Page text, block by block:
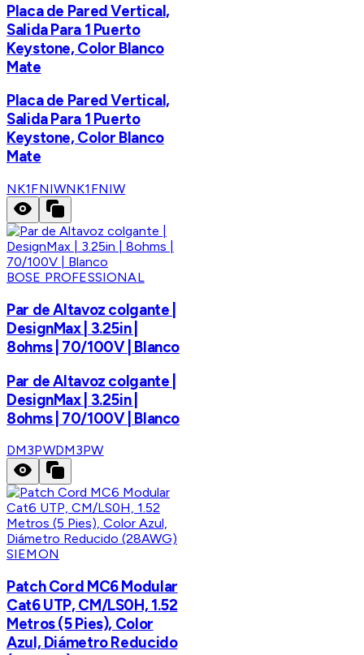
Placa de Pared Vertical,
Salida Para 1 Puerto
Keystone, Color Blanco
Mate
Placa de Pared Vertical,
Salida Para 1 Puerto
Keystone, Color Blanco
Mate
NK1FNIWNK1FNIW
BOSE PROFESSIONAL
Par de Altavoz colgante |
DesignMax | 3.25in |
8ohms | 70/100V | Blanco
Par de Altavoz colgante |
DesignMax | 3.25in |
8ohms | 70/100V | Blanco
DM3PWDM3PW
SIEMON
Patch Cord MC6 Modular
Cat6 UTP, CM/LS0H, 1.52
Metros (5 Pies), Color
Azul, Diámetro Reducido